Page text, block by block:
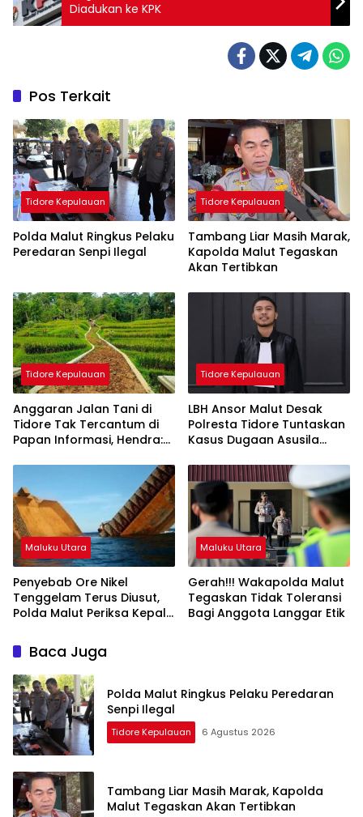
Diadukan ke KPK
Pos Terkait
Tidore Kepulauan
Polda Malut Ringkus Pelaku
Peredaran Senpi Ilegal
Tidore Kepulauan
Tambang Liar Masih Marak,
Kapolda Malut Tegaskan
Akan Tertibkan
Tidore Kepulauan
Anggaran Jalan Tani di
Tidore Tak Tercantum di
Papan Informasi, Hendra:
Tidore Kepulauan
LBH Ansor Malut Desak
Polresta Tidore Tuntaskan
Kasus Dugaan Asusila
Maluku Utara
Penyebab Ore Nikel
Tenggelam Terus Diusut,
Polda Malut Periksa Kepala
Maluku Utara
Gerah!!! Wakapolda Malut
Tegaskan Tidak Toleransi
Bagi Anggota Langgar Etik
Baca Juga
Polda Malut Ringkus Pelaku Peredaran
Senpi Ilegal
Tidore Kepulauan 6 Agustus 2026
Tambang Liar Masih Marak, Kapolda
Malut Tegaskan Akan Tertibkan